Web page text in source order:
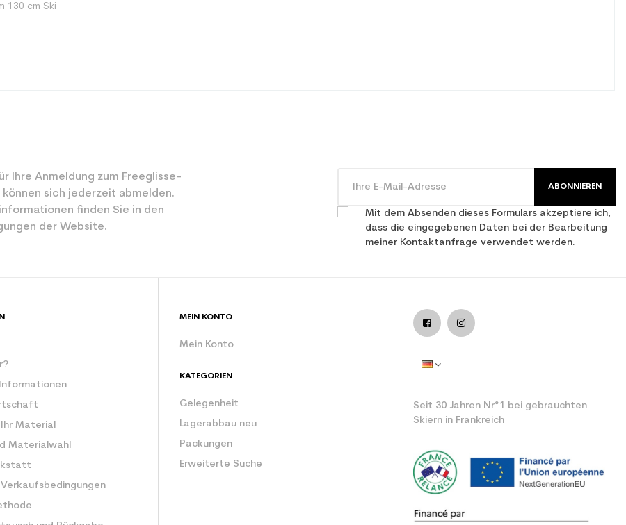
130 cm Ski
Ihre Anmeldung zum Freeglisse-
sich jederzeit abmelden.
finden Sie in den
der Website.
ABONNIEREN
Mit dem Absenden dieses Formulars akzeptiere ich,
dass die eingegebenen Daten bei der Bearbeitung
meiner Kontaktanfrage verwendet werden.
Material
Materialwahl
MEIN KONTO
Mein Konto
KATEGORIEN
Gelegenheit
Lagerabbau neu
Packungen
Erweiterte Suche
Seit 30 Jahren Nr°1 bei gebrauchten
Skiern in Frankreich